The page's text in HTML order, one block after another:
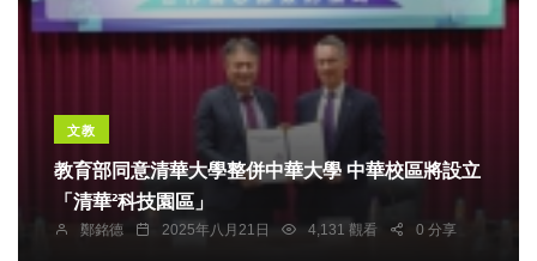
文教
教育部同意清華大學整併中華大學 中華校區將設立
「清華²科技園區」
鄭銘德 2025年八月21日 4,131 觀看 0 分享